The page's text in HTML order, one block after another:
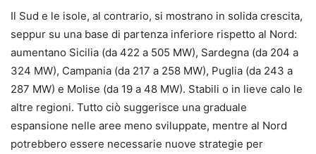
Il Sud e le isole, al contrario, si mostrano in solida crescita,
seppur su una base di partenza inferiore rispetto al Nord:
aumentano Sicilia (da 422 a 505 MW), Sardegna (da 204 a
324 MW), Campania (da 217 a 258 MW), Puglia (da 243 a
287 MW) e Molise (da 19 a 48 MW). Stabili o in lieve calo le
altre regioni. Tutto ciò suggerisce una graduale
espansione nelle aree meno sviluppate, mentre al Nord
potrebbero essere necessarie nuove strategie per